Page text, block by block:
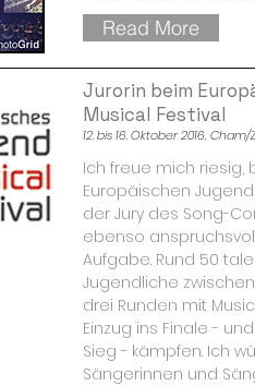
Read More
Jurorin beim
Musical Festival
12. bis 16. Oktober 2016,
Ich freue mich riesig,
Europäischen
der Jury des Song-
ebenso
Aufgabe. Rund 50
Jugendliche
drei Runden mit
Einzug ins Finale -
Sieg - kämpfen. Ich
Sängerinnen und